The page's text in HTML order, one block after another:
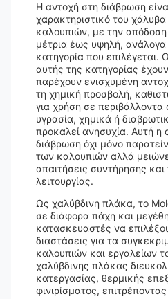
Η αντοχή στη διάβρωση
χαρακτηριστικό του
καλουπιών, με την απόδοση
μέτρια έως υψηλή,
κατηγορία που επιλέγεται.
αυτής της κατηγορίας
παρέχουν ενισχυμένη
τη χημική προσβολή,
για χρήση σε
υγρασία, χημικά ή
προκαλεί ανησυχία. Αυτή η
διάβρωση όχι μόνο
των καλουπιών αλλά
απαιτήσεις συντήρησης
λειτουργίας.
Ως χαλύβδινη πλάκα, το
σε διάφορα πάχη και
κατασκευαστές να
διαστάσεις για τα
καλουπιών και εργαλείων
χαλύβδινης πλάκας
κατεργασίας, θερμικής
φινιρίσματος,